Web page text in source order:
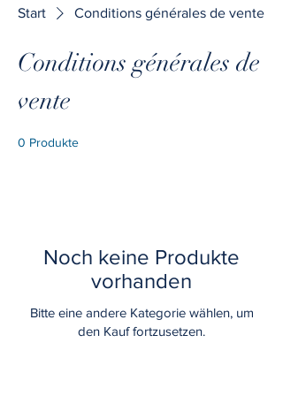
Start Conditions générales de vente
Conditions générales de
vente
0 Produkte
Noch keine Produkte
vorhanden
Bitte eine andere Kategorie wählen, um
den Kauf fortzusetzen.